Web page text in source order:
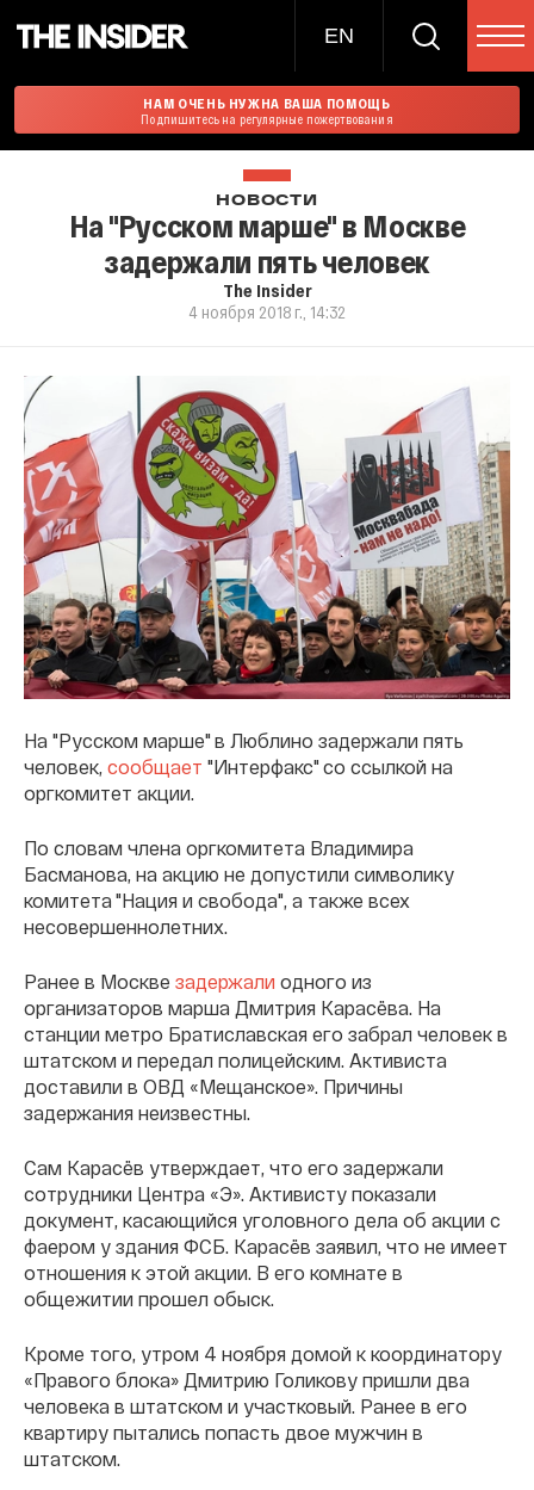
EN
НАМ ОЧЕНЬ НУЖНА ВАША ПОМОЩЬ
Подпишитесь на регулярные пожертвования
НОВОСТИ
На "Русском марше" в Москве
задержали пять человек
The Insider
4 ноября 2018 г., 14:32
На "Русском марше" в Люблино задержали пять
человек, сообщает "Интерфакс" со ссылкой на
оргкомитет акции.
По словам члена оргкомитета Владимира
Басманова, на акцию не допустили символику
комитета "Нация и свобода", а также всех
несовершеннолетних.
Ранее в Москве задержали одного из
организаторов марша Дмитрия Карасёва. На
станции метро Братиславская его забрал человек в
штатском и передал полицейским. Активиста
доставили в ОВД «Мещанское». Причины
задержания неизвестны.
Сам Карасёв утверждает, что его задержали
сотрудники Центра «Э». Активисту показали
документ, касающийся уголовного дела об акции с
фаером у здания ФСБ. Карасёв заявил, что не имеет
отношения к этой акции. В его комнате в
общежитии прошел обыск.
Кроме того, утром 4 ноября домой к координатору
«Правого блока» Дмитрию Голикову пришли два
человека в штатском и участковый. Ранее в его
квартиру пытались попасть двое мужчин в
штатском.